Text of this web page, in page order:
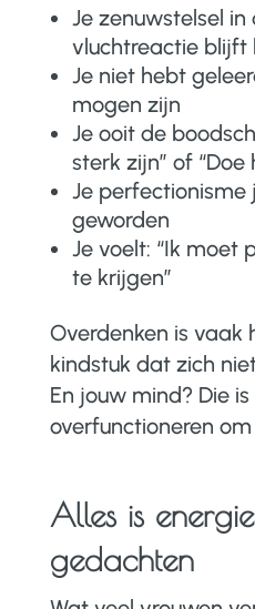
Je zenuwstelsel
vluchtreactie blijft
Je niet hebt
mogen zijn
Je ooit de
sterk zijn” of
Je perfectionisme
geworden
Je voelt: “Ik moet
te krijgen”
Overdenken is vaak
kindstuk dat zich
En jouw mind? Die
overfunctioneren
Alles is
gedachten